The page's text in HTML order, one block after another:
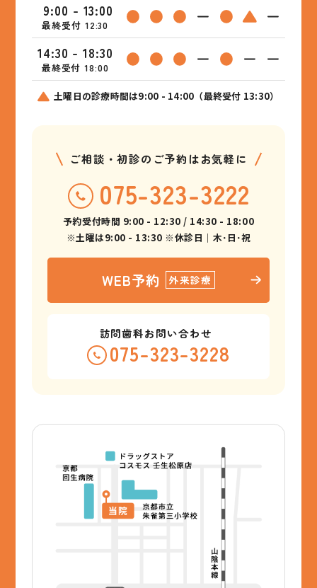
9:00 - 13:00
最終受付 12:30
14:30 - 18:30
最終受付 18:00
土曜日の診療時間は9:00 - 14:00（最終受付 13:30）
ご相談・初診のご予約はお気軽に
075-323-3222
予約受付時間 9:00 - 12:30 / 14:30 - 18:00
※土曜は9:00 - 13:30 ※休診日｜木･日･祝
WEB予約 外来診療
訪問歯科お問い合わせ
075-323-3228